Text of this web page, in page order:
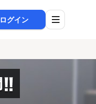
ログイン